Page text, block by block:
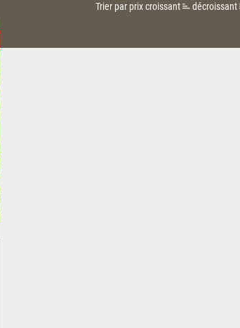
Trier par prixcroissant décroissant